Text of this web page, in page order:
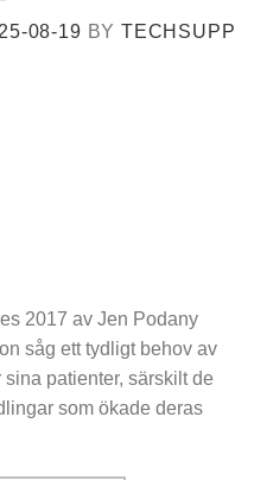
08-19 BY TECHSUPP
2017 av Jen Podany
såg ett tydligt behov av
patienter, särskilt de
som ökade deras